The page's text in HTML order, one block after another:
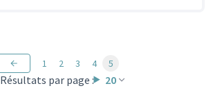
Résultats par page : 20
1 2 3 4 5